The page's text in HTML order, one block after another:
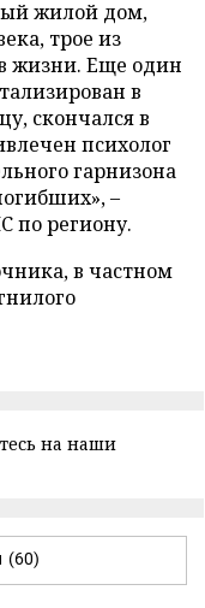
жилой дом,
трое из
жизни. Еще один
в
скончался в
психолог
гарнизона
–
по региону.
в частном
на наши
(60)